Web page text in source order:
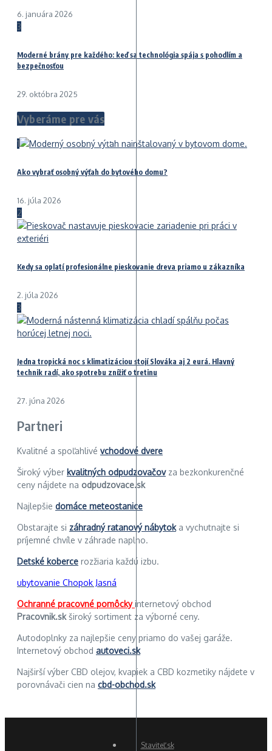
6. januára 2026
3
Moderné brány pre každého: keď sa technológia spája s pohodlím a
bezpečnosťou
29. októbra 2025
Vyberáme pre vás
1
Ako vybrať osobný výťah do bytového domu?
16. júla 2026
2
Kedy sa oplatí profesionálne pieskovanie dreva priamo u zákazníka
2. júla 2026
3
Jedna tropická noc s klimatizáciou stojí Slováka aj 2 eurá. Hlavný
technik radí, ako spotrebu znížiť o tretinu
27. júna 2026
Partneri
Kvalitné a spoľahlivé vchodové dvere
Široký výber kvalitných odpudzovačovza bezkonkurenčné
ceny nájdete na odpudzovace.sk
Najlepšie domáce meteostanice
Obstarajte si záhradný ratanový nábytoka vychutnajte si
príjemné chvíle v záhrade naplno.
Detské koberce rozžiaria každú izbu.
ubytovanie Chopok Jasná
Ochranné pracovné pomôckyinternetový obchod
Pracovnik.skširoký sortiment za výborné ceny.
Autodoplnky za najlepšie ceny priamo do vašej garáže.
Internetový obchod autoveci.sk
Najširší výber CBD olejov, kvapiek a CBD kozmetiky nájdete v
porovnávači cien na cbd-obchod.sk
Staviteľ.sk